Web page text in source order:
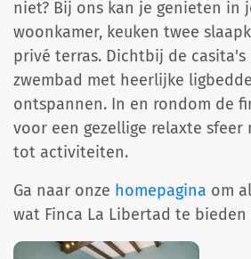
niet? Bij ons kan je genieten in
woonkamer, keuken twee
privé terras. Dichtbij de casita's
zwembad met heerlijke
ontspannen. In en rondom de
voor een gezellige relaxte sfeer
tot activiteiten.
Ga naar onze homepagina om
wat Finca La Libertad te